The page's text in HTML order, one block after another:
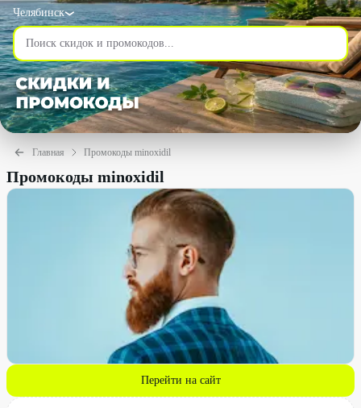
Челябинск
Главная Промокоды minoxidil
Промокоды minoxidil
Перейти на сайт